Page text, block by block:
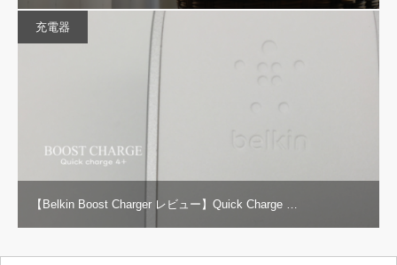
充電器
【Belkin Boost Charger レビュー】Quick Charge …